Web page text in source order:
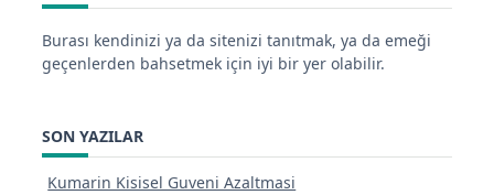
Burası kendinizi ya da sitenizi tanıtmak, ya da emeği
geçenlerden bahsetmek için iyi bir yer olabilir.
SON YAZILAR
Kumarin Kisisel Guveni Azaltmasi